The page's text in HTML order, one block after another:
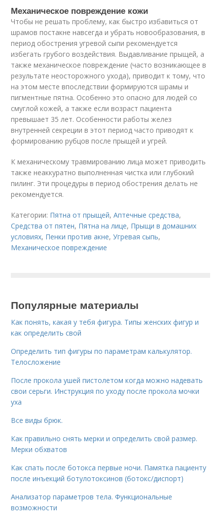
Механическое повреждение кожи
Чтобы не решать проблему, как быстро избавиться от
шрамов постакне навсегда и убрать новообразования, в
период обострения угревой сыпи рекомендуется
избегать грубого воздействия. Выдавливание прыщей, а
также механическое повреждение (часто возникающее в
результате неосторожного ухода), приводит к тому, что
на этом месте впоследствии формируются шрамы и
пигментные пятна. Особенно это опасно для людей со
смуглой кожей, а также если возраст пациента
превышает 35 лет. Особенности работы желез
внутренней секреции в этот период часто приводят к
формированию рубцов после прыщей и угрей.
К механическому травмированию лица может приводить
также неаккуратно выполненная чистка или глубокий
пилинг. Эти процедуры в период обострения делать не
рекомендуется.
Категории: Пятна от прыщей,Аптечные средства,
Средства от пятен, Пятна на лице, Прыщи в домашних
условиях, Пенки против акне,Угревая сыпь,
Механическое повреждение
Популярные материалы
Как понять, какая у тебя фигура. Типы женских фигур и
как определить свой
Определить тип фигуры по параметрам калькулятор.
Телосложение
После прокола ушей пистолетом когда можно надевать
свои серьги. Инструкция по уходу после прокола мочки
уха
Все виды брюк.
Как правильно снять мерки и определить свой размер.
Мерки обхватов
Как спать после ботокса первые ночи. Памятка пациенту
после инъекций ботулотоксинов (ботокс/диспорт)
Анализатор параметров тела. Функциональные
возможности